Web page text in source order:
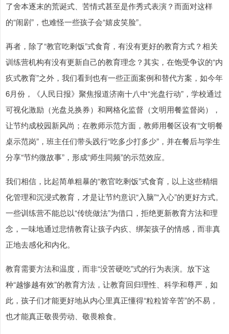
了舍本逐末的荒诞式、苦情式甚至是作秀式表演？而面对这样
的“闹剧”，也难怪一些孩子会“嬉皮笑脸”。
再者，除了“教官吃剩饭”式食育，有没有更好的教育方式？相关
训练营机构有没有更新自己的教育理念？其实，在饱受争议的“内
疚式教育”之外，我们看到也有一些正面案例和替代方案，如今年
6月份，《人民日报》聚焦报道济南十八中“光盘行动”，学校通过
可视化激励（光盘兑换券）和网格化监督（文明用餐监督岗），
让节约成校园新风尚；在教师示范方面，教师用餐区设有“文明餐
桌示范岗”，班主任们带头践行“吃多少打多少”，并在餐后与学生
分享“节约微故事”，形成“师生同频”的示范效应。
我们相信，比起简单粗暴的“教官吃剩饭”式食育，以上这些精细
化管理和沉浸式教育，才是让节约意识“入脑”“入心”的更好方式。
一些训练营不能总以“传统做法”为借口，拒绝更新教育方法和理
念，一味地通过悲情教育让孩子内疚、绑架孩子的情感，而非真
正地去感化和内化。
教育需要方法和温度，而非“没苦硬吃”式的行为表演。放下这
种“越惨越有效”的教育方法，让教育回归理性、科学和尊严，如
此，孩子们才能更好地从内心里真正懂得“粒粒皆辛苦”的不易，
也才能真正敬畏劳动、敬畏粮食。